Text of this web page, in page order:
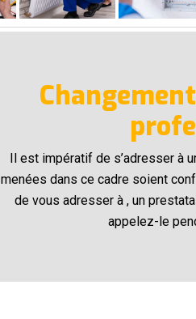
Il est impératif de s’adresser à
menées dans ce cadre soient
de vous adresser à , un
appelez-le